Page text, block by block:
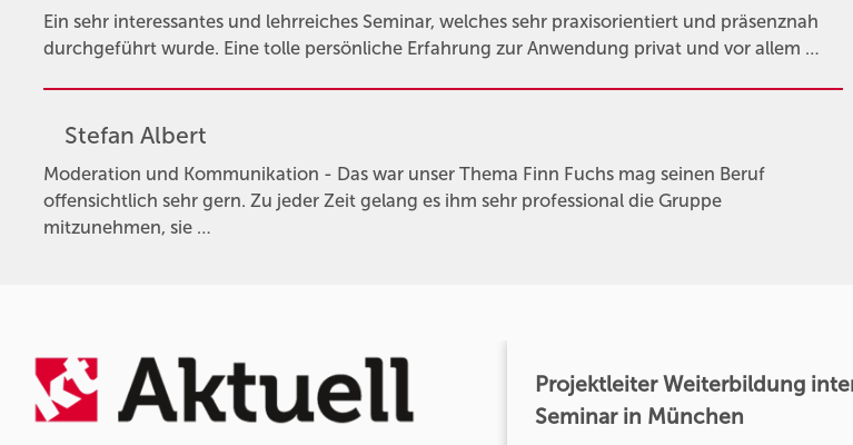
Ein sehr interessantes und lehrreiches Seminar, welches sehr praxisorientiert und präsenznah
durchgeführt wurde. Eine tolle persönliche Erfahrung zur Anwendung privat und vor allem …
Stefan Albert
Moderation und Kommunikation - Das war unser Thema Finn Fuchs mag seinen Beruf
offensichtlich sehr gern. Zu jeder Zeit gelang es ihm sehr professional die Gruppe
mitzunehmen, sie …
Projektleiter Weiterbildung
Seminar in München